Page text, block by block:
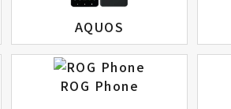
AQUOS
ROG Phone